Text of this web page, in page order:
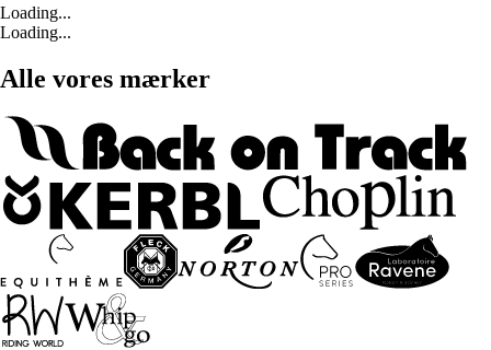
Loading...
Loading...
Alle vores mærker